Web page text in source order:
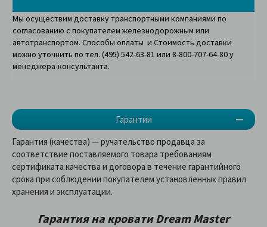
Гарантии
Мы осуществим доставку транспортными компаниями по
согласованию с покупателем железнодорожным или
автотранспортом. Способы оплаты и Стоимость доставки
можно уточнить по тел. (495) 542-63-81 или 8-800-707-64-80 у
менеджера-консультанта.
Гарантия (качества) — ручательство продавца за
соответствие поставляемого товара требованиям
сертификата качества и договора в течение гарантийного
срока при соблюдении покупателем установленных правил
хранения и эксплуатации.
Гарантия на кровати Dream Master